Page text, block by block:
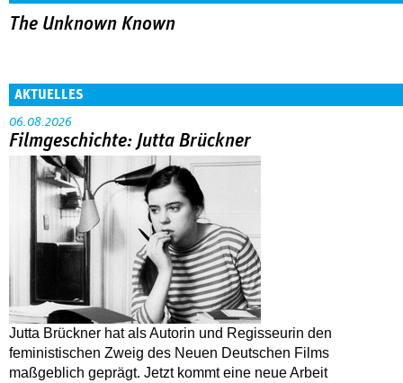
The Unknown Known
AKTUELLES
06.08.2026
Filmgeschichte: Jutta Brückner
Jutta Brückner hat als Autorin und Regisseurin den
feministischen Zweig des Neuen Deutschen Films
maßgeblich geprägt. Jetzt kommt eine neue Arbeit